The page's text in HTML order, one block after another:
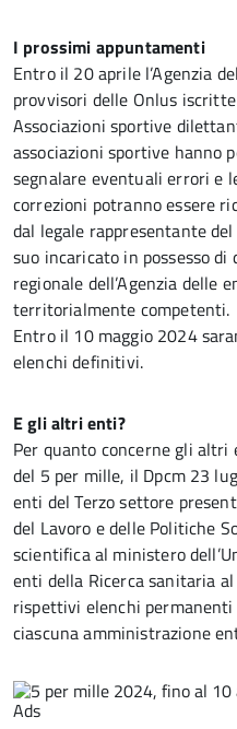
I prossimi appuntamenti
Entro il 20 aprile l’Agenzia
provvisori delle Onlus
Associazioni sportive
associazioni sportive hanno
segnalare eventuali errori e
correzioni potranno essere
dal legale rappresentante
suo incaricato in possesso
regionale dell’Agenzia delle
territorialmente competenti.
Entro il 10 maggio 2024
elenchi definitivi.
E gli altri enti?
Per quanto concerne gli
del 5 per mille, il Dpcm 23
enti del Terzo settore
del Lavoro e delle Politiche
scientifica al ministero
enti della Ricerca sanitaria
rispettivi elenchi
ciascuna amministrazione